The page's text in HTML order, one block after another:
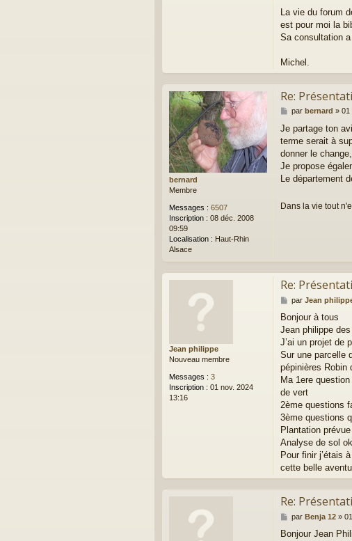
La vie du forum
est pour moi la
Sa consultation
Michel.
bernard
Membre
Messages : 6507
Inscription : 08 déc. 2008
09:59
Localisation : Haut-Rhin
Alsace
Re:
M
s
s
a
par bernard » 01
Je partage ton
terme serait à
donner le
Je propose
Le département
Dans la vie tout
Jean philippe
Nouveau membre
Messages : 3
Inscription : 01 nov. 2024
13:16
Re:
M
s
s
a
g
e
par Jean
Bonjour à tous
Jean philippe
J’ai un projet de
Sur une parcelle
pépinières Robin
Ma 1ere
de vert
2ème questions
3ème questions
Plantation
Analyse de sol ok
Pour finir j’étais
cette belle
Re:
M
s
par Benja 12»
Bonjour Jean